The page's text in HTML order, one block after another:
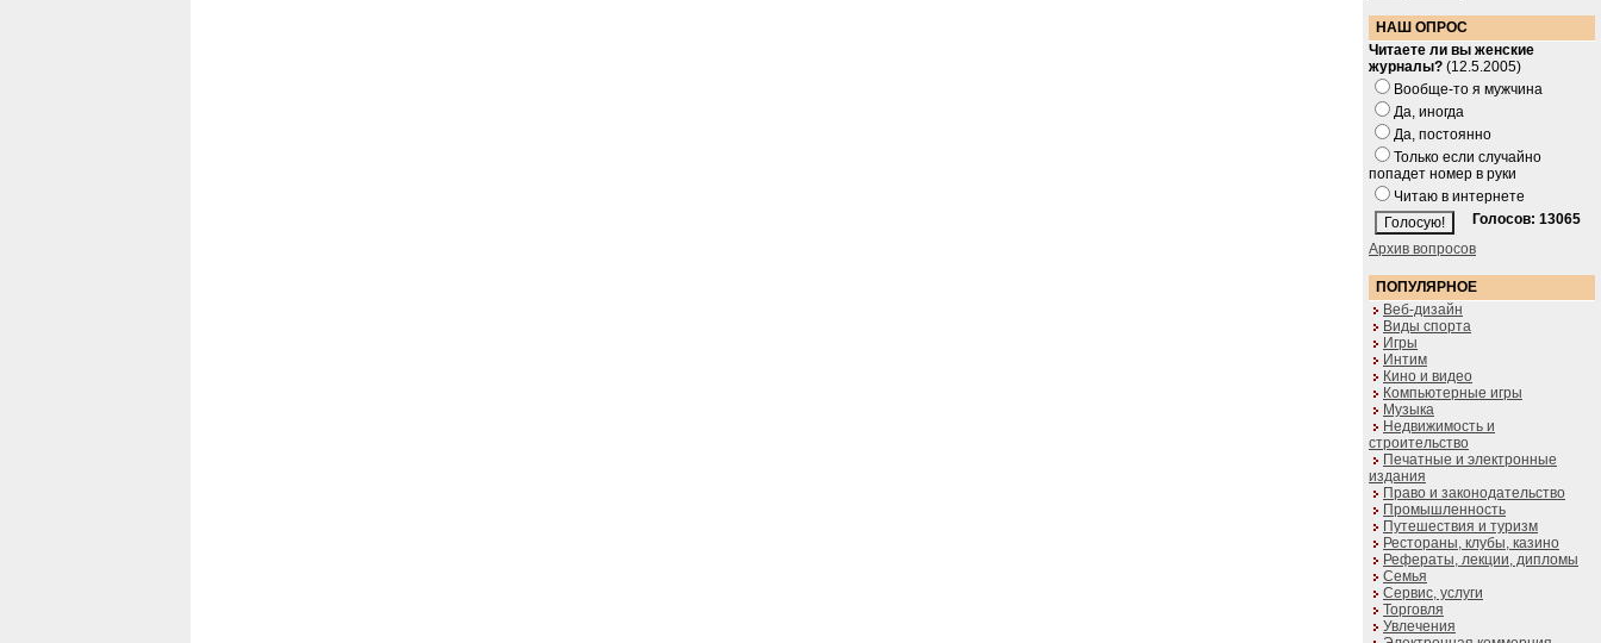
НАШ ОПРОС
Читаете ли вы женские
журналы? (12.5.2005)
Вообще-то я мужчина
Да, иногда
Да, постоянно
Только если случайно
попадет номер в руки
Читаю в интернете
Голосов: 13065
Архив вопросов
ПОПУЛЯРНОЕ
Веб-дизайн
Виды спорта
Игры
Интим
Кино и видео
Компьютерные игры
Музыка
Недвижимость и
строительство
Печатные и электронные
издания
Право и законодательство
Промышленность
Путешествия и туризм
Рестораны, клубы, казино
Рефераты, лекции, дипломы
Семья
Сервис, услуги
Торговля
Увлечения